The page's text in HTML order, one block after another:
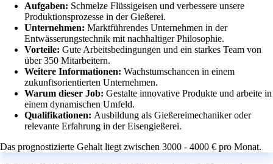
Aufgaben: Schmelze Flüssigeisen und verbessere unsere
Produktionsprozesse in der Gießerei.
Unternehmen: Marktführendes Unternehmen in der
Entwässerungstechnik mit nachhaltiger Philosophie.
Vorteile: Gute Arbeitsbedingungen und ein starkes Team von
über 350 Mitarbeitern.
Weitere Informationen: Wachstumschancen in einem
zukunftsorientierten Unternehmen.
Warum dieser Job: Gestalte innovative Produkte und arbeite in
einem dynamischen Umfeld.
Qualifikationen: Ausbildung als Gießereimechaniker oder
relevante Erfahrung in der Eisengießerei.
Das prognostizierte Gehalt liegt zwischen 3000 - 4000 € pro Monat.